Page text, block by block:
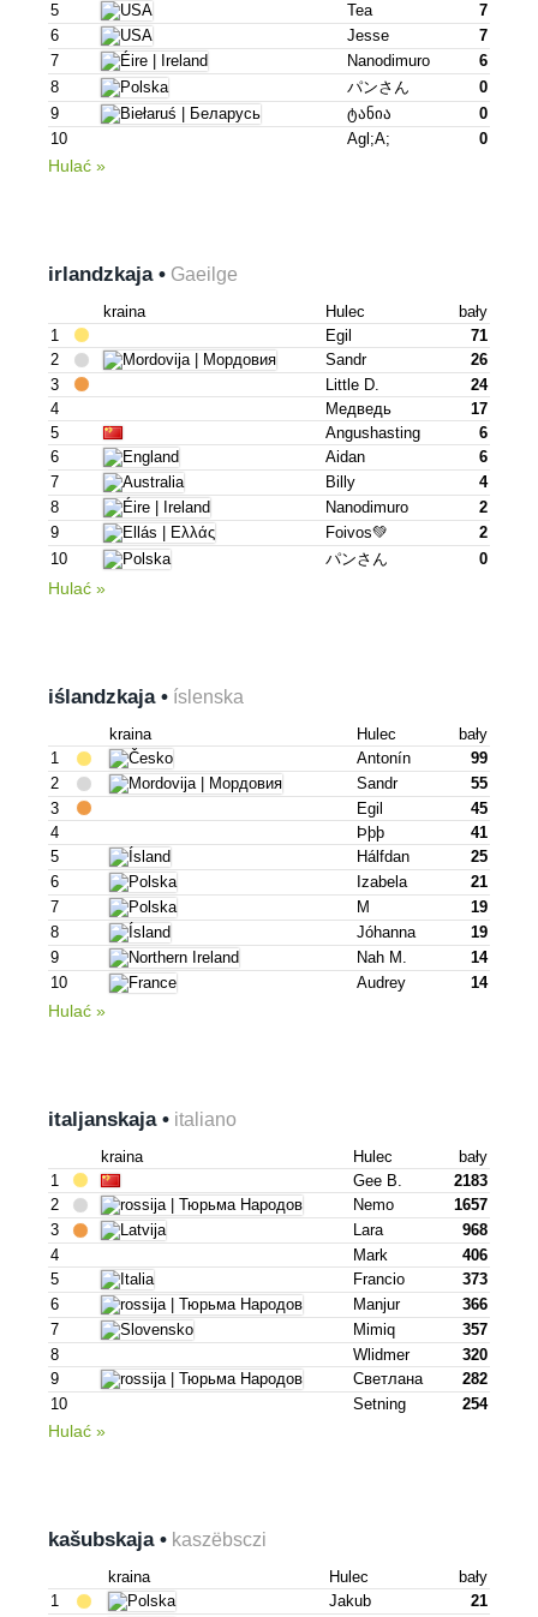
5
Tea
7
6
Jesse
7
7
Nanodimuro
6
8
パンさん
0
9
Ტანია
0
10
Agl;a; 0
Hulać »
irlandzkaja • Gaeilge
kraina Hulec
bały
1
Egil
71
2
Sandr
26
3
Little D.
24
4
Медведь
17
5
Angushasting
6
6
Aidan
6
7
Billy
4
8
Nanodimuro
2
9
Foivos💚
2
10
パンさん 0
Hulać »
iślandzkaja • íslenska
kraina Hulec
bały
1
Antonín
99
2
Sandr
55
3
Egil
45
4
Þþþ
41
5
Hálfdan
25
6
Izabela
21
7
M
19
8
Jóhanna
19
9
Nah M.
14
10
Audrey 14
Hulać »
italjanskaja • italiano
kraina Hulec
bały
1
Gee B.
2183
2
Nemo
1657
3
Lara
968
4
Mark
406
5
Francio
373
6
Manjur
366
7
Mimiq
357
8
Wlidmer
320
9
Светлана
282
10
Setning 254
Hulać »
kašubskaja • kaszëbsczi
kraina Hulec
bały
1
Jakub
21